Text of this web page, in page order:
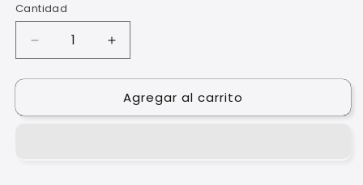
Cantidad
Reducir
cantidad
para
modelo
Aumentar
cantidad
para
Anteojos
modelo
Agregar al carrito